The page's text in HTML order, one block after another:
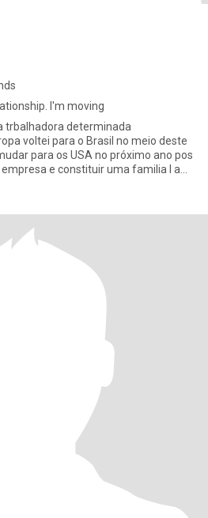
I'm moving
trbalhadora determinada
voltei para o Brasil no meio deste
para os USA no próximo ano pos
e constituir uma familia I am